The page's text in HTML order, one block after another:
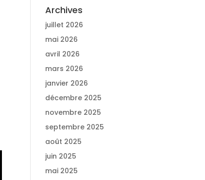
Archives
juillet 2026
mai 2026
avril 2026
mars 2026
janvier 2026
décembre 2025
novembre 2025
septembre 2025
août 2025
juin 2025
mai 2025